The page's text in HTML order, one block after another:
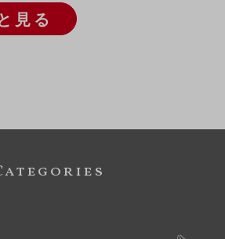
見る